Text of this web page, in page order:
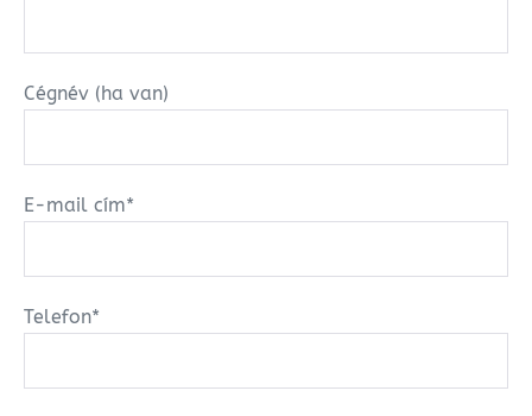
Cégnév (ha van)
E-mail cím*
Telefon*